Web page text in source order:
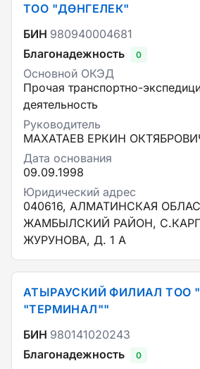
ТОО "ДӨНГЕЛЕК"
БИН 980940004681
Благонадежность
0
Основной ОКЭД
Прочая транспортно-
деятельность
Руководитель
МАХАТАЕВ ЕРКИН
Дата основания
09.09.1998
Юридический адрес
040616, АЛМАТИНСКАЯ
ЖАМБЫЛСКИЙ РАЙОН,
ЖУРУНОВА, Д. 1 А
АТЫРАУСКИЙ ФИЛИАЛ ТОО
"ТЕРМИНАЛ""
БИН 980141020243
Благонадежность
0